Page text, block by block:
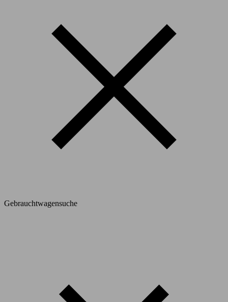
Gebrauchtwagensuche